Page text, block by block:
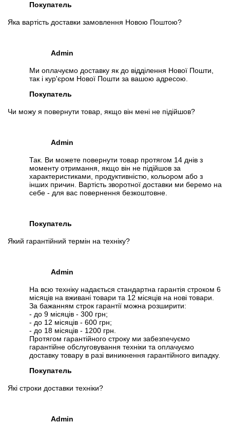
Покупатель
Яка вартість доставки замовлення Новою Поштою?
Admin
Ми оплачуємо доставку як до відділення Нової Пошти,
так і кур'єром Нової Пошти за вашою адресою.
Покупатель
Чи можу я повернути товар, якщо він мені не підійшов?
Admin
Так. Ви можете повернути товар протягом 14 днів з
моменту отримання, якщо він не підійшов за
характеристиками, продуктивністю, кольором або з
інших причин. Вартість зворотної доставки ми беремо на
себе - для вас повернення безкоштовне.
Покупатель
Який гарантійний термін на техніку?
Admin
На всю техніку надається стандартна гарантія строком 6
місяців на вживані товари та 12 місяців на нові товари.
За бажанням строк гарантії можна розширити:
- до 9 місяців - 300 грн;
- до 12 місяців - 600 грн;
- до 18 місяців - 1200 грн.
Протягом гарантійного строку ми забезпечуємо
гарантійне обслуговування техніки та оплачуємо
доставку товару в разі виникнення гарантійного випадку.
Покупатель
Які строки доставки техніки?
Admin